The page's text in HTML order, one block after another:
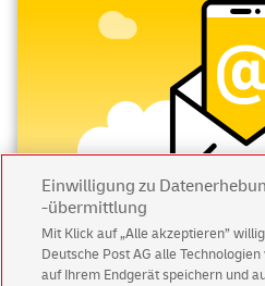
Abonnieren Sie
Einwilligung zu
-übermittlung
Mit Klick auf „Alle akzeptieren”
Deutsche Post AG alle
auf Ihrem Endgerät speichern und